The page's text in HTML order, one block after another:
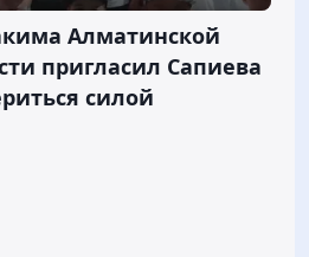
Алматинской
пригласил Сапиева
силой